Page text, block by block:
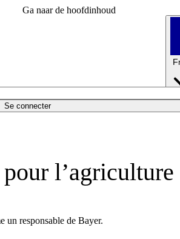
Ga naar de hoofdinhoud
Se connecter
l’agriculture
un responsable de Bayer.